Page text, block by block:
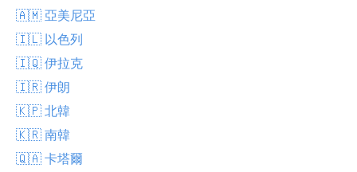
🇦🇲 亞美尼亞
🇮🇱 以色列
🇮🇶 伊拉克
🇮🇷 伊朗
🇰🇵 北韓
🇰🇷 南韓
🇶🇦 卡塔爾